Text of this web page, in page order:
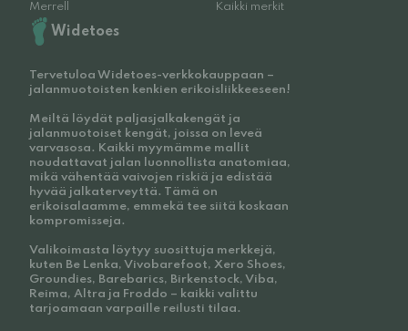
Merrell
Kaikki merkit
Widetoes
Tervetuloa Widetoes-verkkokauppaan –
jalanmuotoisten kenkien erikoisliikkeeseen!
Meiltä löydät paljasjalkakengät ja
jalanmuotoiset kengät, joissa on leveä
varvasosa. Kaikki myymämme mallit
noudattavat jalan luonnollista anatomiaa,
mikä vähentää vaivojen riskiä ja edistää
hyvää jalkaterveyttä. Tämä on
erikoisalaamme, emmekä tee siitä koskaan
kompromisseja.
Valikoimasta löytyy suosittuja merkkejä,
kuten Be Lenka, Vivobarefoot, Xero Shoes,
Groundies, Barebarics, Birkenstock, Viba,
Reima, Altra ja Froddo – kaikki valittu
tarjoamaan varpaille reilusti tilaa.